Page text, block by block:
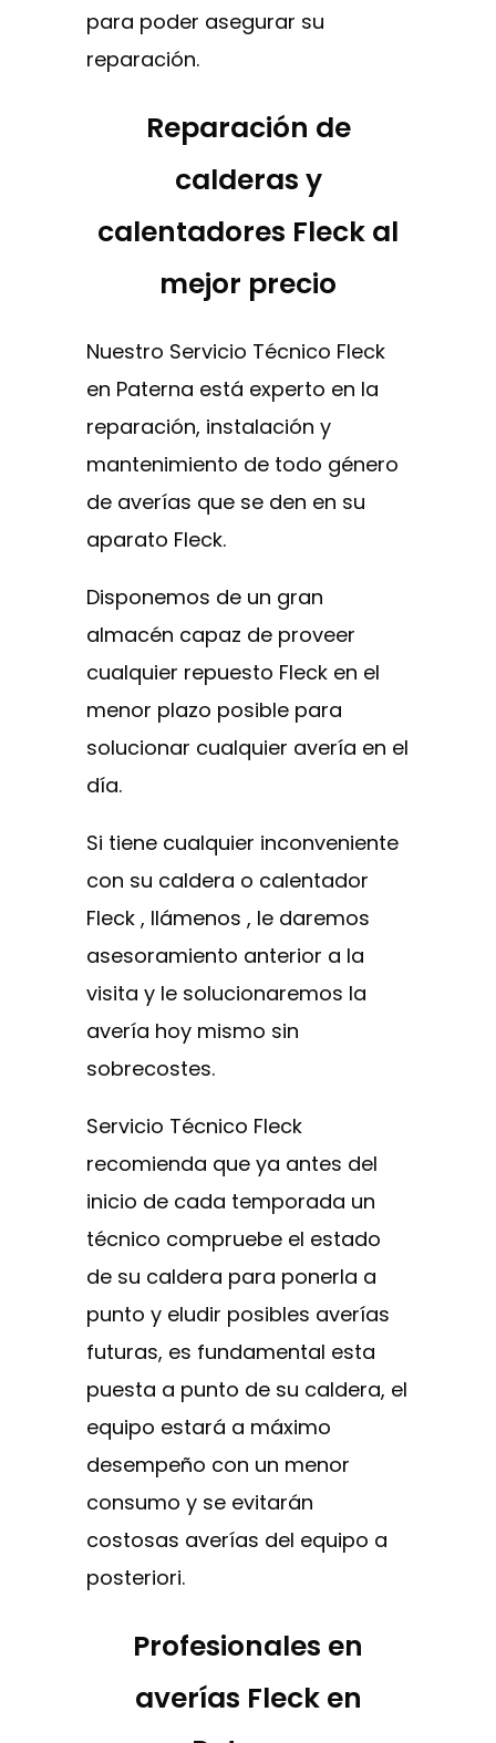
para poder asegurar su
reparación.
Reparación de
calderas y
calentadores Fleck al
mejor precio
Nuestro Servicio Técnico Fleck
en Paterna está experto en la
reparación, instalación y
mantenimiento de todo género
de averías que se den en su
aparato Fleck.
Disponemos de un gran
almacén capaz de proveer
cualquier repuesto Fleck en el
menor plazo posible para
solucionar cualquier avería en el
día.
Si tiene cualquier inconveniente
con su caldera o calentador
Fleck , llámenos , le daremos
asesoramiento anterior a la
visita y le solucionaremos la
avería hoy mismo sin
sobrecostes.
Servicio Técnico Fleck
recomienda que ya antes del
inicio de cada temporada un
técnico compruebe el estado
de su caldera para ponerla a
punto y eludir posibles averías
futuras, es fundamental esta
puesta a punto de su caldera, el
equipo estará a máximo
desempeño con un menor
consumo y se evitarán
costosas averías del equipo a
posteriori.
Profesionales en
averías Fleck en